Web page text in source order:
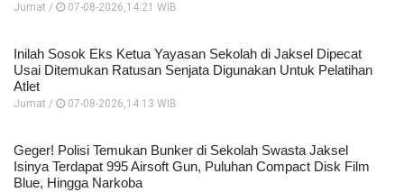
Jumat / 07-08-2026,14:21 WIB
Inilah Sosok Eks Ketua Yayasan Sekolah di Jaksel Dipecat
Usai Ditemukan Ratusan Senjata Digunakan Untuk Pelatihan
Atlet
Jumat / 07-08-2026,14:13 WIB
Geger! Polisi Temukan Bunker di Sekolah Swasta Jaksel
Isinya Terdapat 995 Airsoft Gun, Puluhan Compact Disk Film
Blue, Hingga Narkoba